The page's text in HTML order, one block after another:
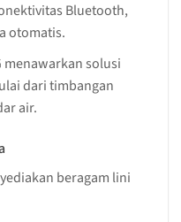
Bluetooth,
otomatis.
menawarkan solusi
dari timbangan
air.
beragam lini